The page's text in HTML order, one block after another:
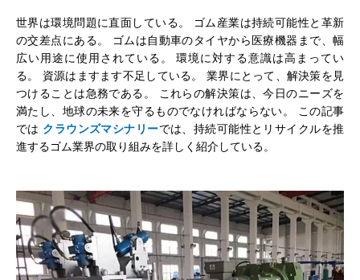
世界は環境問題に直面している。 ゴム産業は持続可能性と革新
の交差点にある。 ゴムは自動車のタイヤから医療機器まで、幅
広い用途に使用されている。 環境に対する意識は高まってい
る。 資源はますます不足している。 業界にとって、解決策を見
つけることは急務である。 これらの解決策は、今日のニーズを
満たし、地球の未来を守るものでなければならない。 この記事
では クラウンズマシナリーでは、持続可能性とリサイクルを推
進するゴム業界の取り組みを詳しく紹介している。